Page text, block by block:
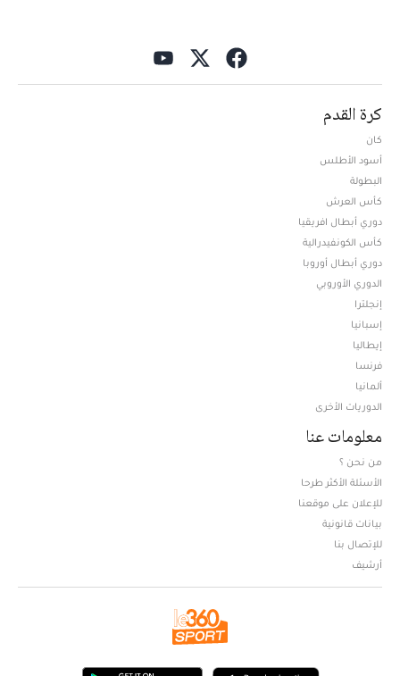
كرة القدم
كان
أسود الأطلس
البطولة
كأس العرش
دوري أبطال افريقيا
كأس الكونفيدرالية
دوري أبطال أوروبا
الدوري الأوروبي
إنجلترا
إسبانيا
إيطاليا
فرنسا
ألمانيا
الدوريات الأخرى
معلومات عنا
من نحن ؟
الأسئلة الأكثر طرحا
للإعلان على موقعنا
بيانات قانونية
للإتصال بنا
أرشيف